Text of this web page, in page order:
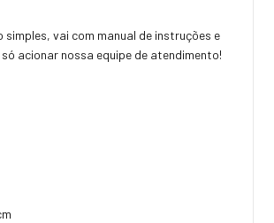
simples, vai com manual de instruções e
acionar nossa equipe de atendimento!